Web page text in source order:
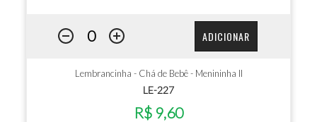
ADICIONAR
Lembrancinha - Chá de Bebê - Menininha II
LE-227
R$ 9,60